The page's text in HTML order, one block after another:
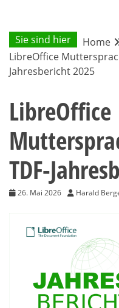
BLOG
Sie sind hier Home
LibreOffice
Jahresbericht 2025
LibreOffice
TDF-
26. Mai 2026 Harald